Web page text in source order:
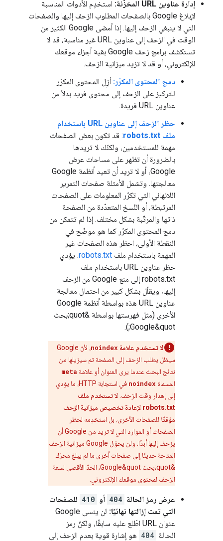
إدارة عناوين URL المخزّنة:
استخدِم الأدوات المناسبة
لإبلاغ Google بالصفحات المطلوب الزحف إليها والصفحات
التي لا ينبغي الزحف إليها. إذا أمضى Google الكثير من
الوقت في الزحف إلى عناوين URL غير مناسبة، قد لا
تستكشف برامج زحف Google بقية أجزاء موقعك
الإلكتروني، أو قد لا تزيد ميزانية الزحف.
دمج المحتوى المكرّر: أزِل المحتوى المكرّر
للتركيز على الزحف إلى محتوى فريد بدلاً من
عناوين URL فريدة.
حظر الزحف إلى عناوين URL باستخدام
ملف robots.txt
: قد تكون بعض الصفحات
مهمة للمستخدمين، ولكنّك لا تريدها
بالضرورة أن تظهر على مساحات عرض
Google، أو لا تريد أن تعيد أنظمة Google
معالجتها. وتشمل الأمثلة صفحات التمرير
اللانهائي التي تكرّر المعلومات على الصفحات
المرتبطة، أو النُسخ المتعدّدة من الصفحة
ذاتها والمرتّبة بشكل مختلف. إذا لم تتمكن من
دمج المحتوى المكرّر كما هو موضّح في
النقطة الأولى، احظر هذه الصفحات غير
المهمة باستخدام ملف robots.txt. يؤدي
حظر عناوين URL باستخدام ملف
robots.txt إلى منع Google من الزحف
إليها، ويقلّل بشكل كبير من احتمال معالجة
عناوين URL هذه بواسطة أنظمة Google
الأخرى (مثل فهرستها بواسطة &quot;بحث
Google&quot;).
لا تستخدم علامة noindex
، لأنّ Google
سيظل يطلب الزحف إلى الصفحة ثم سيزيلها من
نتائج البحث عندما يرى العنوان أو علامة meta
المسماة noindex
في استجابة HTTP، ما يؤدي
إلى إهدار وقت الزحف. لا تستخدم ملف
robots.txt لإعادة تخصيص ميزانية الزحف
مؤقتًا للصفحات الأخرى، بل استخدِمه لحظر
الصفحات أو الموارد التي لا تريد من Google أن
يزحف إليها أبدًا. ولن يحوّل Google ميزانية الزحف
المتاحة حديثًا إلى صفحات أخرى ما لم يبلغ محرّك
&quot;بحث Google&quot; الحدّ الأقصى لسعة
الزحف لمحتوى موقعك الإلكتروني.
عرض رمز الحالة 404 أو 410 للصفحات
التي تمت إزالتها نهائيًا:
لن ينسى Google
عنوان URL اطّلع عليه سابقًا، ولكنّ رمز
الحالة 404 هو إشارة قوية بعدم الزحف إلى